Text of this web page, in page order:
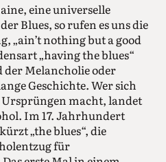
eine universelle
Blues, so rufen es uns die
„ain’t nothing but a good
„having the blues“
der Melancholie oder
Geschichte. Wer sich
macht, landet
Im 17. Jahrhundert
„the blues“, die
für